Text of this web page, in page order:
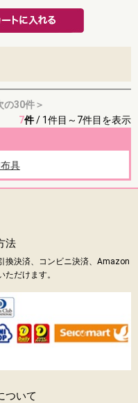
の30件＞
7件/ 1件目～7件目を表示
具
法
換決済、コンビニ決済、Amazon
ただけます。
ついて